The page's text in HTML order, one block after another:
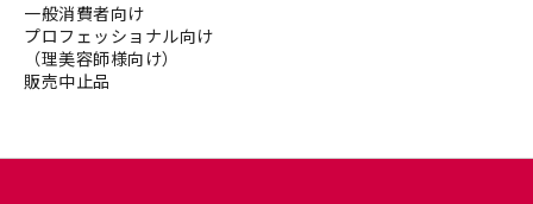
一般消費者向け
プロフェッショナル向け
（理美容師様向け）
販売中止品